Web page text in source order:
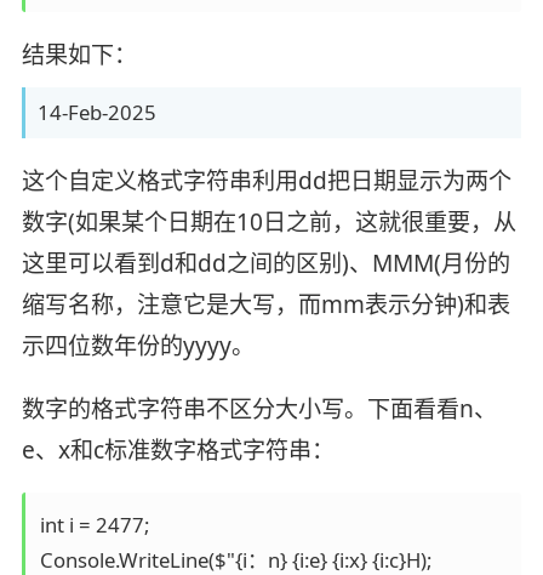
结果如下：
14-Feb-2025
这个自定义格式字符串利用dd把日期显示为两个
数字(如果某个日期在10日之前，这就很重要，从
这里可以看到d和dd之间的区别)、MMM(月份的
缩写名称，注意它是大写，而mm表示分钟)和表
示四位数年份的yyyy。
数字的格式字符串不区分大小写。下面看看n、
e、x和c标准数字格式字符串：
int i = 2477;
Console.WriteLine($"{i：n} {i:e} {i:x} {i:c}H);